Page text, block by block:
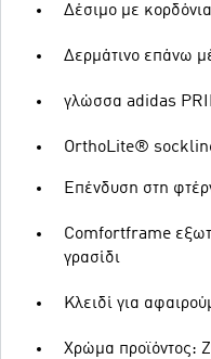
Δέσιμο με κορδόνια
Δερμάτινο επάνω
γλώσσα adidas
OrthoLite®
Επένδυση στη
Comfortframe
γρασίδι
Κλειδί για
Χρώμα προϊόντος: